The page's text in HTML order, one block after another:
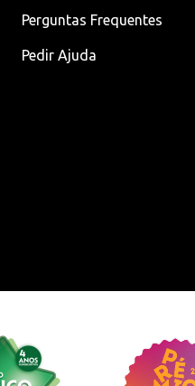
Perguntas Frequentes
Pedir Ajuda